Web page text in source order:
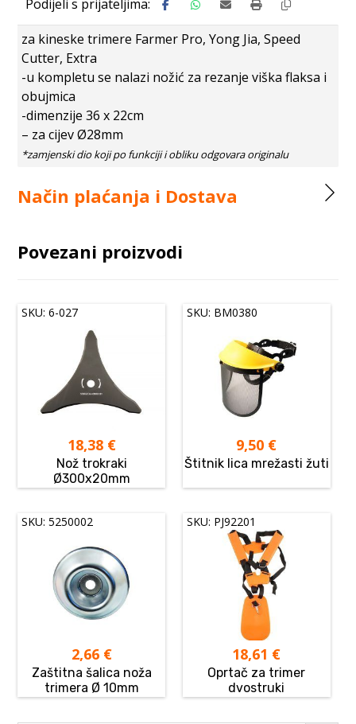
za kineske trimere Farmer Pro, Yong Jia, Speed
Cutter, Extra
-u kompletu se nalazi nožić za rezanje viška flaksa i
obujmica
-dimenzije 36 x 22cm
– za cijev Ø28mm
Način plaćanja i Dostava
Povezani proizvodi
SKU: 6-027
18,38 €
Nož trokraki
Ø300x20mm
SKU: BM0380
9,50 €
Štitnik lica mrežasti žuti
SKU: 5250002
2,66 €
Zaštitna šalica noža
trimera Ø 10mm
SKU: PJ92201
18,61 €
Oprtač za trimer
dvostruki